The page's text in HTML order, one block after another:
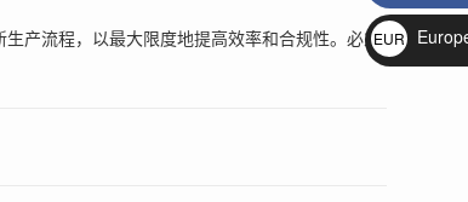
产流程，以最大限度地提高效率和合规性。必须
$
EUR
€